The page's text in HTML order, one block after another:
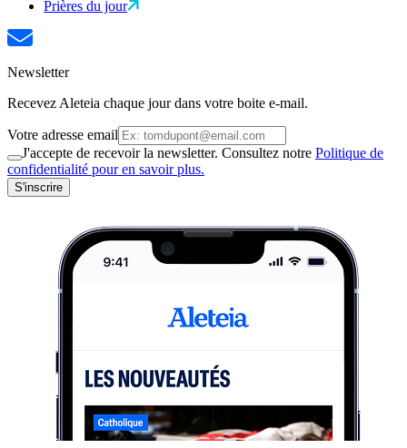
Prières du jour
Newsletter
Recevez Aleteia chaque jour dans votre boite e-mail.
Votre adresse email
J'accepte de recevoir la newsletter. Consultez notre Politique de
confidentialité pour en savoir plus.
S'inscrire